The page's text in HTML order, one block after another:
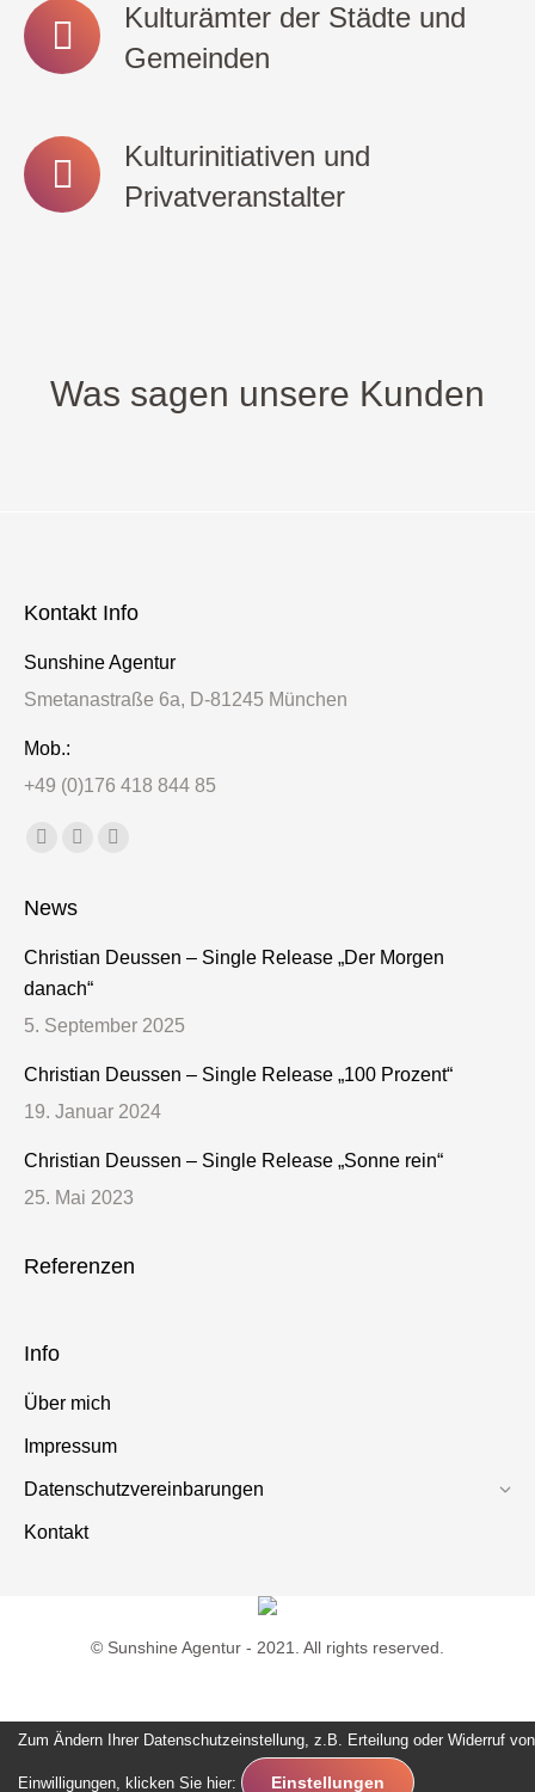
Kulturämter der Städte und
Gemeinden
Kulturinitiativen und
Privatveranstalter
Was sagen unsere Kunden
Kontakt Info
Sunshine Agentur
Smetanastraße 6a, D-81245 München
Mob.:
+49 (0)176 418 844 85
Finden Sie uns auf:
opensopens
News
Christian Deussen – Single Release „Der Morgen
danach“
5. September 2025
Christian Deussen – Single Release „100 Prozent“
19. Januar 2024
Christian Deussen – Single Release „Sonne rein“
25. Mai 2023
Referenzen
Info
Über mich
Impressum
Datenschutzvereinbarungen
Kontakt
© Sunshine Agentur - 2021. All rights reserved.
Zum Ändern Ihrer Datenschutzeinstellung, z.B. Erteilung oder Widerruf von
Einwilligungen, klicken Sie hier: Einstellungen